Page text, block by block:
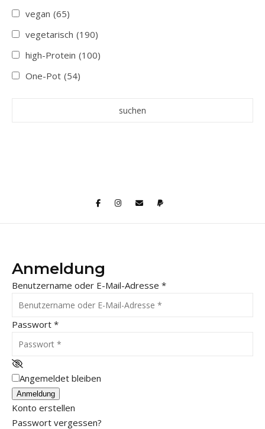
vegan (65)
vegetarisch (190)
high-Protein (100)
One-Pot (54)
Anmeldung
Benutzername oder E-Mail-Adresse *
Passwort *
Angemeldet bleiben
Anmeldung
Konto erstellen
Passwort vergessen?